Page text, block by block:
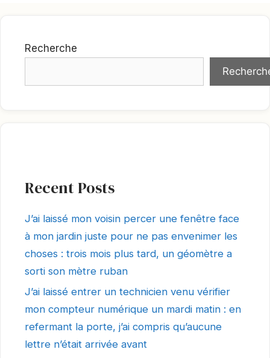
Recherche
Recent Posts
J’ai laissé mon voisin percer une fenêtre face
à mon jardin juste pour ne pas envenimer les
choses : trois mois plus tard, un géomètre a
sorti son mètre ruban
J’ai laissé entrer un technicien venu vérifier
mon compteur numérique un mardi matin : en
refermant la porte, j’ai compris qu’aucune
lettre n’était arrivée avant